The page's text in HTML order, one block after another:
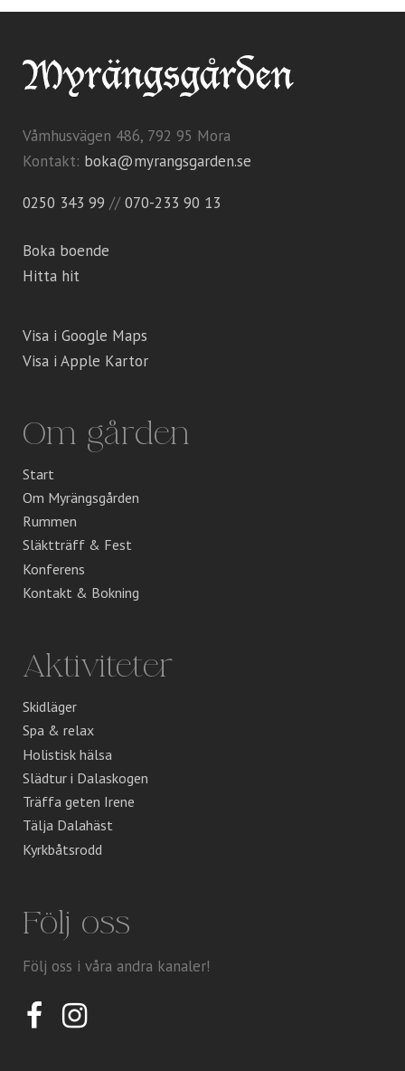
Våmhusvägen 486, 792 95 Mora
Kontakt: boka@myrangsgarden.se
0250 343 99 //070-233 90 13
Boka boende
Hitta hit
Visa i Google Maps
Visa i Apple Kartor
Om gården
Start
Om Myrängsgården
Rummen
Släktträff & Fest
Konferens
Kontakt & Bokning
Aktiviteter
Skidläger
Spa & relax
Holistisk hälsa
Slädtur i Dalaskogen
Träffa geten Irene
Tälja Dalahäst
Kyrkbåtsrodd
Följ oss
Följ oss i våra andra kanaler!